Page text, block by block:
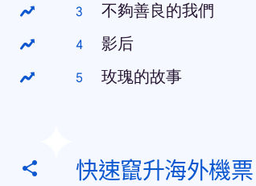
不夠善良的我們
影后
玫瑰的故事
快速竄升海外機